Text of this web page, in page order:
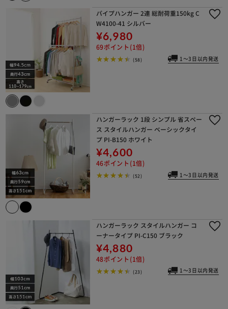
パイプハンガー 2連 総耐荷重150kg C
W4100-41 シルバー
¥6,980
69ポイント(1倍)
(58) 1～3日以内発送
ハンガーラック 1段 シンプル 省スペー
ス スタイルハンガー ベーシックタイ
プ PI-B150 ホワイト
¥4,600
46ポイント(1倍)
(52) 1～3日以内発送
ハンガーラック スタイルハンガー コ
ーナータイプ PI-C150 ブラック
¥4,880
48ポイント(1倍)
(23) 1～3日以内発送